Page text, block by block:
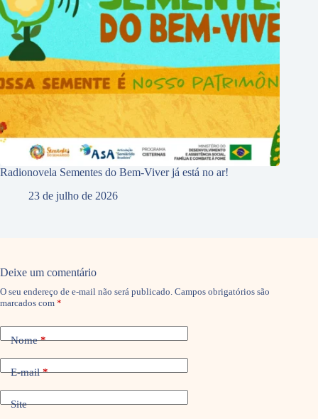
Radionovela Sementes do Bem-Viver já está no ar!
23 de julho de 2026
Deixe um comentário
O seu endereço de e-mail não será publicado. Campos obrigatórios são
marcados com *
Nome*
E-mail*
Site